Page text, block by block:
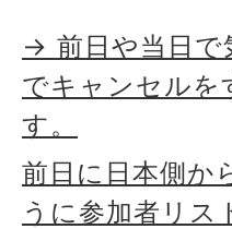
→ 前日や当日で
でキャンセルを
す。
前日に日本側か
うに参加者リス